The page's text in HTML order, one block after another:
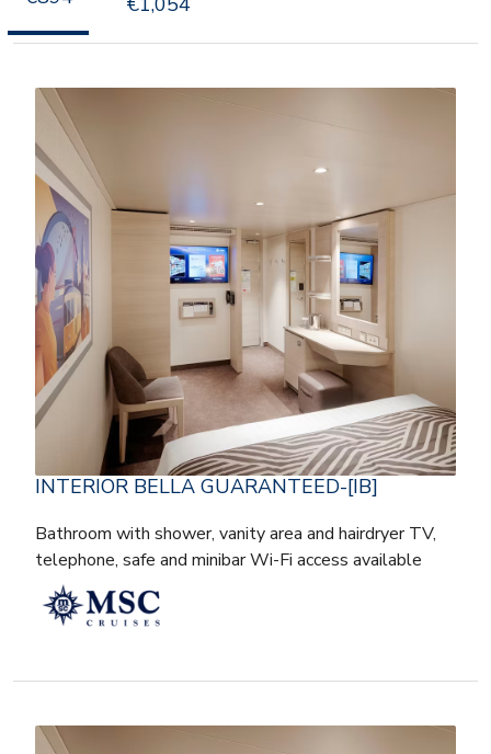
INTERIOR BELLA GUARANTEED-[IB]
Bathroom with shower, vanity area and hairdryer TV,
telephone, safe and minibar Wi-Fi access available